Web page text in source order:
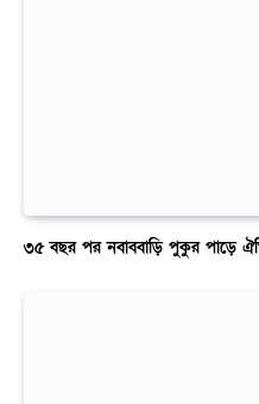
৩৫ বছর পর নবাববাড়ি পুকুর পাড়ে